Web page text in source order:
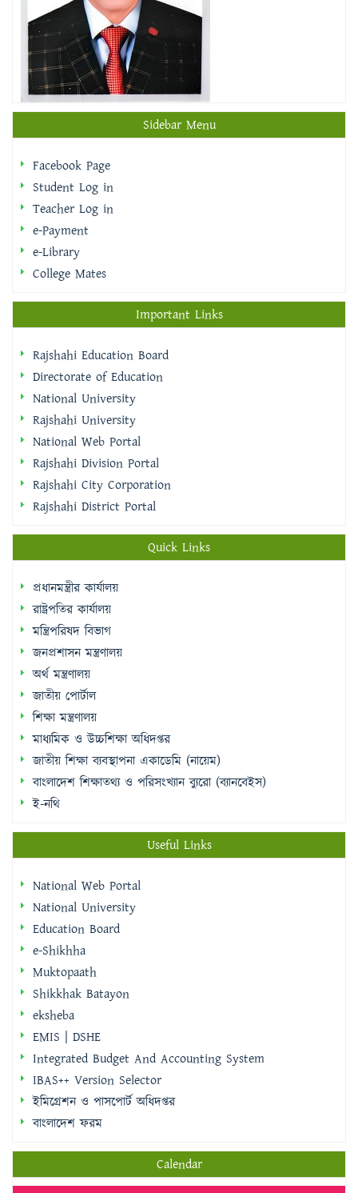
Sidebar Menu
Facebook Page
Student Log in
Teacher Log in
e-Payment
e-Library
College Mates
Important Links
Rajshahi Education Board
Directorate of Education
National University
Rajshahi University
National Web Portal
Rajshahi Division Portal
Rajshahi City Corporation
Rajshahi District Portal
Quick Links
প্রধানমন্ত্রীর কার্যালয়
রাষ্ট্রপতির কার্যালয়
মন্ত্রিপরিষদ বিভাগ
জনপ্রশাসন মন্ত্রণালয়
অর্থ মন্ত্রণালয়
জাতীয় পোর্টাল
শিক্ষা মন্ত্রণালয়
মাধ্যমিক ও উচ্চশিক্ষা অধিদপ্তর
জাতীয় শিক্ষা ব্যবস্থাপনা একাডেমি (নায়েম)
বাংলাদেশ শিক্ষাতথ্য ও পরিসংখ্যান ব্যুরো (ব্যানবেইস)
ই-নথি
Useful Links
National Web Portal
National University
Education Board
e-Shikhha
Muktopaath
Shikkhak Batayon
eksheba
EMIS | DSHE
Integrated Budget And Accounting System
IBAS++ Version Selector
ইমিগ্রেশন ও পাসপোর্ট অধিদপ্তর
বাংলাদেশ ফরম
Calendar